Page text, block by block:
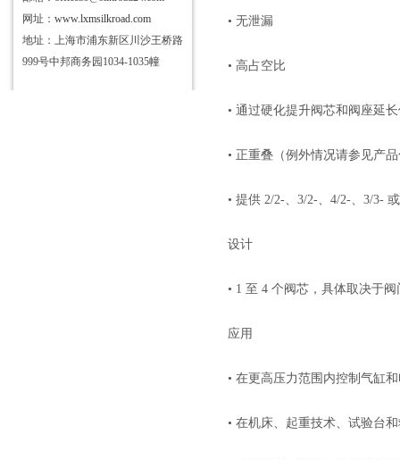
网址： www.lxmsilkroad.com
地址：上海市浦东新区川沙王桥路
999号中邦商务园1034-1035幢
• 无泄漏
• 高占空比
• 通过硬化提升阀芯和阀座延
• 正重叠（例外情况请参见产
• 提供 2/2-、3/2-、4/2-、3/3-
设计
• 1 至 4 个阀芯，具体取决于阀
应用
• 在更高压力范围内控制气缸
• 在机床、起重技术、试验台